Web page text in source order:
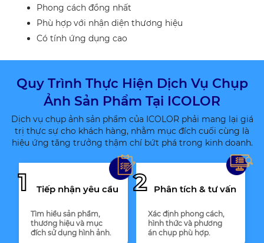
Phong cách đồng nhất
Phù hợp với nhận diện thương hiệu
Có tính ứng dụng cao
Quy Trình Thực Hiện Dịch Vụ Chụp
Ảnh Sản Phẩm Tại ICOLOR
Dịch vụ chụp ảnh sản phẩm của ICOLOR phải mang lại giá
trị thực sự cho khách hàng, nhằm mục đích cuối cùng là
hiệu ứng tăng trưởng thậm chí bứt phá trong kinh doanh.
1 Tiếp nhận yêu cầu
Tìm hiểu sản phẩm,
thương hiệu và mục
đích sử dụng hình ảnh.
2 Phân tích & tư vấn
Xác định phong cách,
hình thức và phương
án chụp phù hợp.